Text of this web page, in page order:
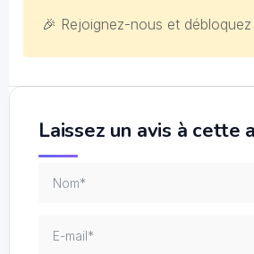
🎉 Rejoignez-nous et
Laissez un avis à cette